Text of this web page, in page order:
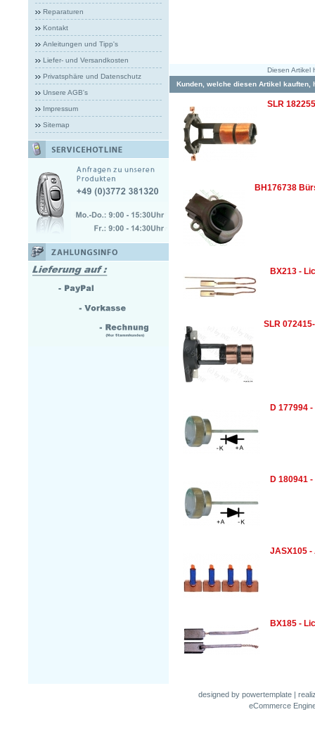
Reparaturen
Kontakt
Anleitungen und Tipp's
Liefer- und Versandkosten
Privatsphäre und Datenschutz
Unsere AGB's
Impressum
Sitemap
Diesen Artikel
Kunden, welche diesen Artikel kauften,
SLR
BH176738
BX213 -
SLR
D 177994
D 180941
JASX105
BX185 -
designed by powertemplate|
eCommerce